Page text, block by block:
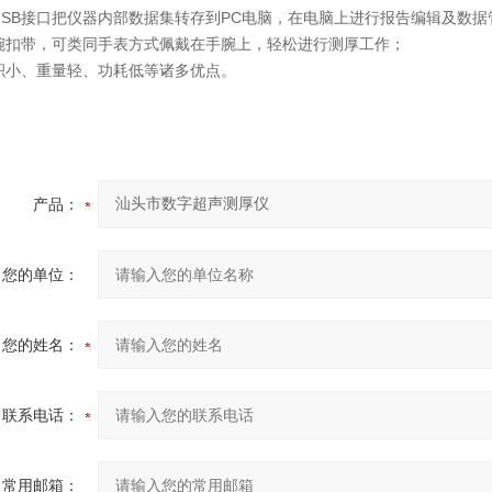
接口把仪器内部数据集转存到PC电脑，在电脑上进行报告编辑及数据
扣带，可类同手表方式佩戴在手腕上，轻松进行测厚工作；
、重量轻、功耗低等诸多优点。
产品：
您的单位：
您的姓名：
联系电话：
常用邮箱：